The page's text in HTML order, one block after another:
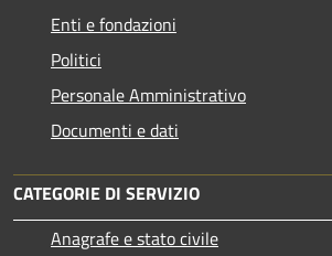
Enti e fondazioni
Politici
Personale Amministrativo
Documenti e dati
CATEGORIE DI SERVIZIO
Anagrafe e stato civile